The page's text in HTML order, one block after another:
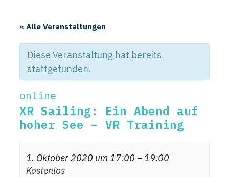
« Alle Veranstaltungen
Diese Veranstaltung hat bereits
stattgefunden.
online
XR Sailing: Ein Abend auf
hoher See – VR Training
1. Oktober 2020 um 17:00 –19:00
Kostenlos